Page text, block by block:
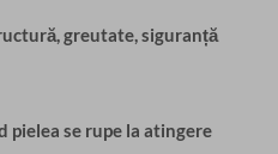
greutate, siguranță
pielea se rupe la atingere